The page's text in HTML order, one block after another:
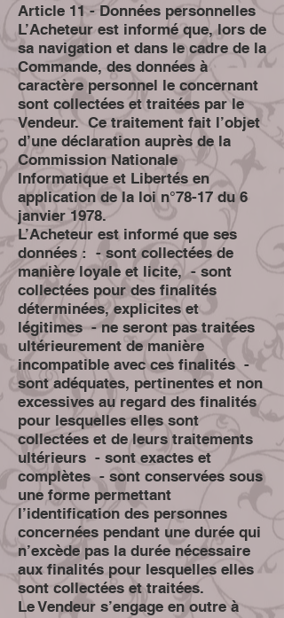
Article 11 - Données personnelles
L’Acheteur est informé que, lors de
sa navigation et dans le cadre de la
Commande, des données à
caractère personnel le concernant
sont collectées et traitées par le
Vendeur. Ce traitement fait l’objet
d’une déclaration auprès de la
Commission Nationale
Informatique et Libertés en
application de la loi n°78-17 du 6
janvier 1978.
L’Acheteur est informé que ses
données : - sont collectées de
manière loyale et licite, - sont
collectées pour des finalités
déterminées, explicites et
légitimes - ne seront pas traitées
ultérieurement de manière
incompatible avec ces finalités -
sont adéquates, pertinentes et non
excessives au regard des finalités
pour lesquelles elles sont
collectées et de leurs traitements
ultérieurs - sont exactes et
complètes - sont conservées sous
une forme permettant
l’identification des personnes
concernées pendant une durée qui
n’excède pas la durée nécessaire
aux finalités pour lesquelles elles
sont collectées et traitées.
Le Vendeur s’engage en outre à